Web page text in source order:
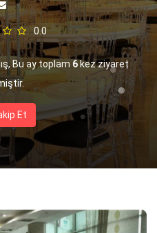
0.0
Bu ay toplam 6 kez ziyaret
Et